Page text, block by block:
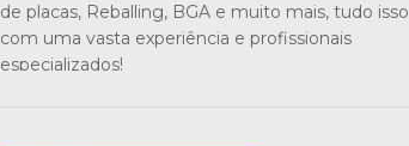
de placas, Reballing, BGA e muito mais, tudo isso
com uma vasta experiência e profissionais
especializados!